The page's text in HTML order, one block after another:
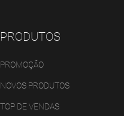
PRODUTOS
PROMOÇÃO
NOVOS PRODUTOS
TOP DE VENDAS